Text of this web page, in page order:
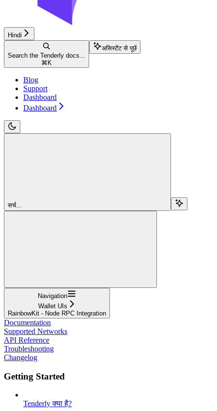
Hindi
Search the Tenderly docs...
⌘ K
असिस्टेंट से पूछें
Blog
Support
Dashboard
Dashboard
सर्च...
Navigation
Wallet UIs
RainbowKit - Node RPC Integration
Documentation
Supported Networks
API Reference
Troubleshooting
Changelog
Getting Started
Tenderly क्या है?